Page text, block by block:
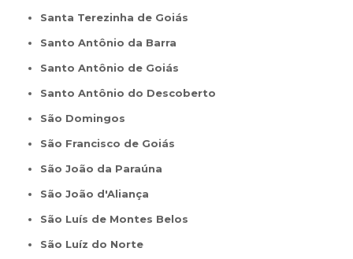
Santa Terezinha de Goiás
Santo Antônio da Barra
Santo Antônio de Goiás
Santo Antônio do Descoberto
São Domingos
São Francisco de Goiás
São João da Paraúna
São João d'Aliança
São Luís de Montes Belos
São Luíz do Norte